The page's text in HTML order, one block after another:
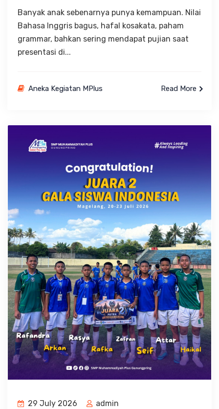
Banyak anak sebenarnya punya kemampuan. Nilai
Bahasa Inggris bagus, hafal kosakata, paham
grammar, bahkan sering mendapat pujian saat
presentasi di...
Aneka Kegiatan MPlus Read More
29 July 2026 admin